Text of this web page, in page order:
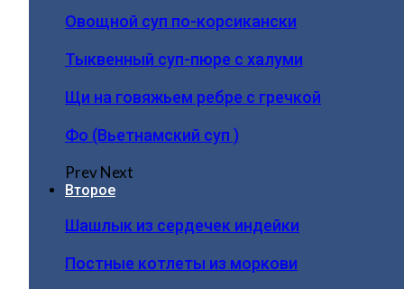
Овощной суп по-корсикански
Тыквенный суп-пюре с халуми
Щи на говяжьем ребре с гречкой
Фо (Вьетнамский суп )
PrevNext
Второе
Шашлык из сердечек индейки
Постные котлеты из моркови